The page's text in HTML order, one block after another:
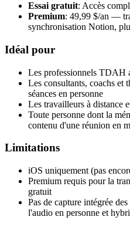
Essai gratuit: Accès
Premium: 49,99 $/an —
synchronisation Notion,
Idéal pour
Les professionnels TDAH
Les consultants, coachs et
séances en personne
Les travailleurs à distance
Toute personne dont la
contenu d'une réunion en
Limitations
iOS uniquement (pas
Premium requis pour la
gratuit
Pas de capture intégrée
l'audio en personne et